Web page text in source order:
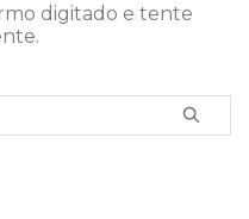
digitado e tente